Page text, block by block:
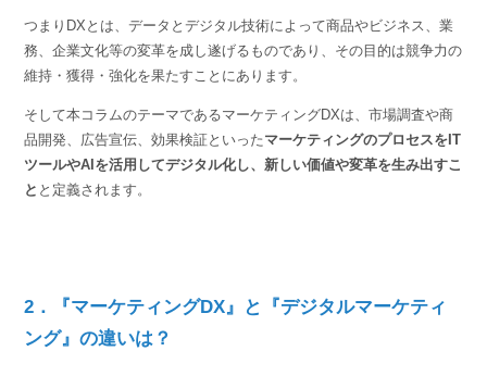
つまりDXとは、データとデジタル技術によって商品やビジネス、業
務、企業文化等の変革を成し遂げるものであり、その目的は競争力の
維持・獲得・強化を果たすことにあります。
そして本コラムのテーマであるマーケティングDXは、市場調査や商
品開発、広告宣伝、効果検証といったマーケティングのプロセスをIT
ツールやAIを活用してデジタル化し、新しい価値や変革を生み出すこ
と と定義されます。
2．『マーケティングDX』と『デジタルマーケティ
ング』の違いは？